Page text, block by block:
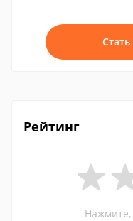
Рейтинг
Нажмите,